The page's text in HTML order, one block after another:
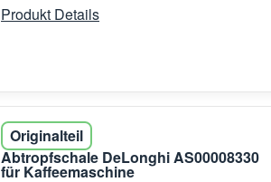
Produkt Details
Originalteil
Abtropfschale DeLonghi AS00008330
für Kaffeemaschine